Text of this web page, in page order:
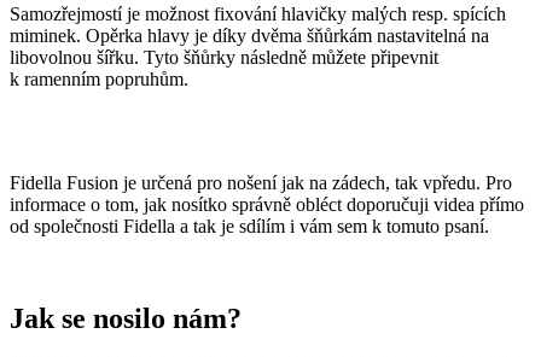
Samozřejmostí je možnost fixování hlavičky malých resp. spících
miminek. Opěrka hlavy je díky dvěma šňůrkám nastavitelná na
libovolnou šířku. Tyto šňůrky následně můžete připevnit
k ramenním popruhům.
Fidella Fusion je určená pro nošení jak na zádech, tak vpředu. Pro
informace o tom, jak nosítko správně obléct doporučuji videa přímo
od společnosti Fidella a tak je sdílím i vám sem k tomuto psaní.
Jak se nosilo nám?